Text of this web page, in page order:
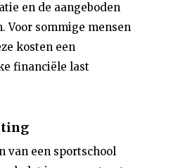
en de aangeboden
Voor sommige mensen
kosten een
financiële last
van een sportschool